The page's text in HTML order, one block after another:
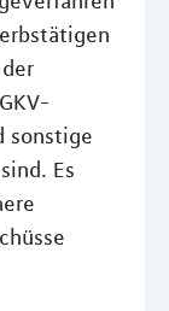
sonstige
Es